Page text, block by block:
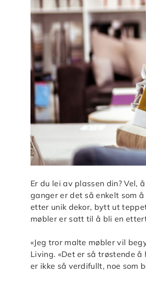
Er du lei av plassen din? Vel,
ganger er det så enkelt som
etter unik dekor, bytt ut
møbler er satt til å bli en
«Jeg tror malte møbler vil
Living. «Det er så trøstende
er ikke så verdifullt, noe som